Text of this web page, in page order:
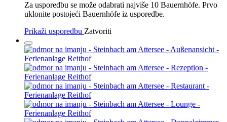
Za usporedbu se može odabrati najviše 10 Bauernhöfe. Prvo
uklonite postojeći Bauernhöfe iz usporedbe.
Prikaži usporedbu Zatvoriti